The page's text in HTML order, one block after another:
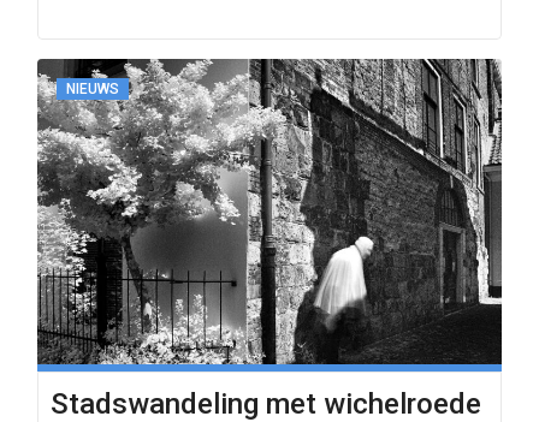
NIEUWS
Stadswandeling met wichelroede